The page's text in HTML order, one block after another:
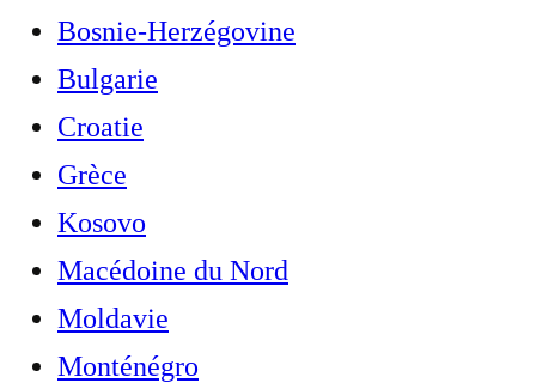
Bosnie-Herzégovine
Bulgarie
Croatie
Grèce
Kosovo
Macédoine du Nord
Moldavie
Monténégro